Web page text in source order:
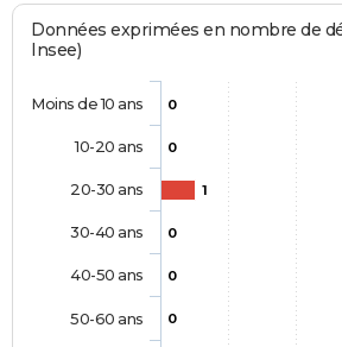
Données exprimées en nombre de
Insee)
0
0
1
0
0
0
Moins de 10 ans
10-20 ans
20-30 ans
30-40 ans
40-50 ans
50-60 ans